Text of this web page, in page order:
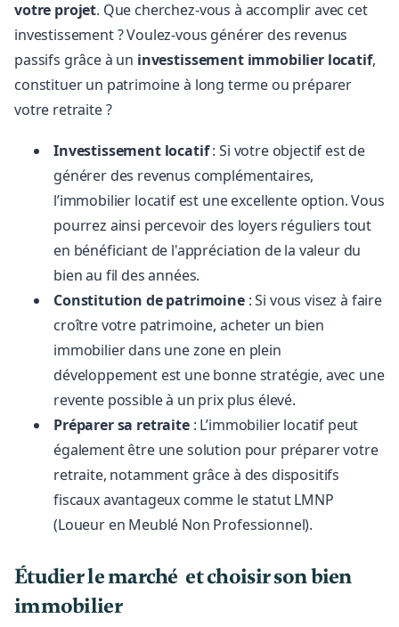
votre projet. Que cherchez-vous à accomplir avec cet
investissement ? Voulez-vous générer des revenus
passifs grâce à un investissement immobilier locatif,
constituer un patrimoine à long terme ou préparer
votre retraite ?
Investissement locatif: Si votre objectif est de
générer des revenus complémentaires,
l’immobilier locatif est une excellente option. Vous
pourrez ainsi percevoir des loyers réguliers tout
en bénéficiant de l'appréciation de la valeur du
bien au fil des années.
Constitution de patrimoine: Si vous visez à faire
croître votre patrimoine, acheter un bien
immobilier dans une zone en plein
développement est une bonne stratégie, avec une
revente possible à un prix plus élevé.
Préparer sa retraite: L’immobilier locatif peut
également être une solution pour préparer votre
retraite, notamment grâce à des dispositifs
fiscaux avantageux comme le statut LMNP
(Loueur en Meublé Non Professionnel).
Étudier le marché et choisir son bien
immobilier